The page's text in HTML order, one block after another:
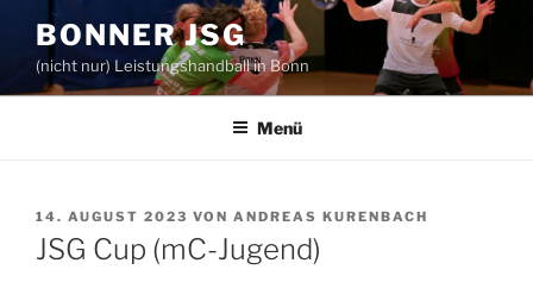
Inhalt
springen
BONNER JSG
(nicht nur) Leistungshandball in Bonn
Menü
VERÖFFENTLICHT
AM
14. AUGUST 2023 VON ANDREAS KURENBACH
JSG Cup (mC-Jugend)